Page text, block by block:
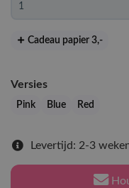
Cadeau papier 3,-
Versies
Pink Blue Red
Levertijd: 2-3